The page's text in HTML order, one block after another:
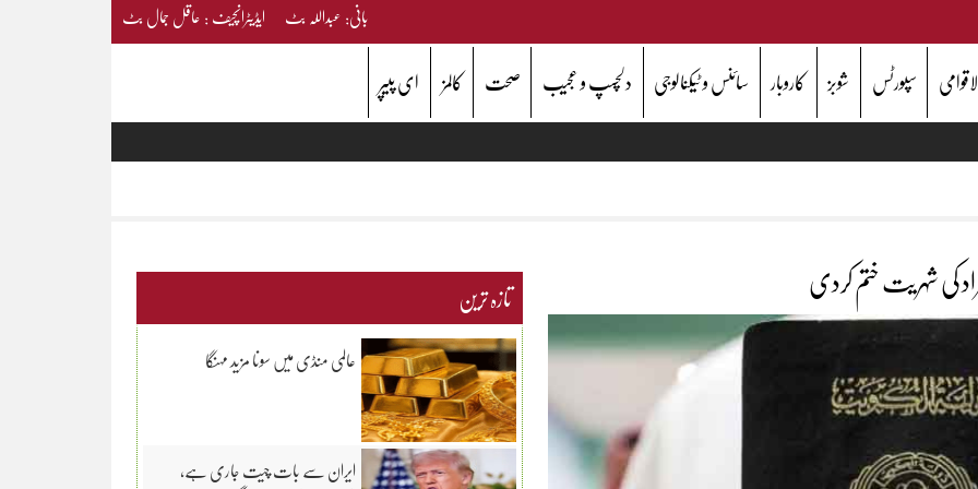
بانی: عبداللہ بٹ ایڈیٹرانچیف : عاقل جمال بٹ
سپورٹس شوبز کاروبار سائنس و ٹیکنالوجی دلچسپ و عجیب صحت کالمز ای پیپر
تازہ ترین
عالمی منڈی میں سونا مزید مہنگا
ایران سے بات چیت جاری ہے،